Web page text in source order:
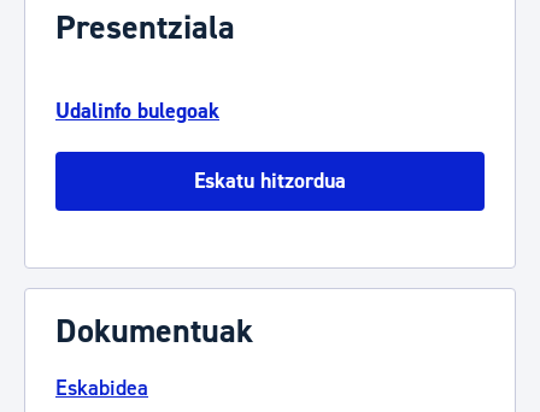
Presentziala
Udalinfo bulegoak
Eskatu hitzordua
Dokumentuak
Eskabidea